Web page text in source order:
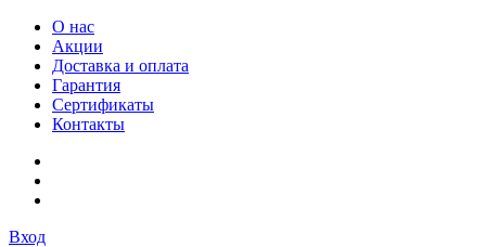
О нас
Акции
Доставка и оплата
Гарантия
Сертификаты
Контакты
Вход